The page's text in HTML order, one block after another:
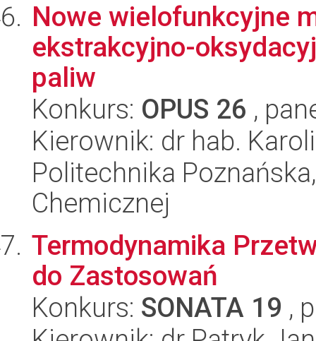
Nowe wielofunkcyjne
ekstrakcyjno-
paliw
Konkurs: OPUS 26 ,
Kierownik: dr hab.
Politechnika
Chemicznej
Termodynamika
do Zastosowań
Konkurs: SONATA 19 ,